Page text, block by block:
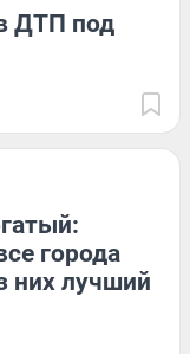
ДТП под
города
них лучший